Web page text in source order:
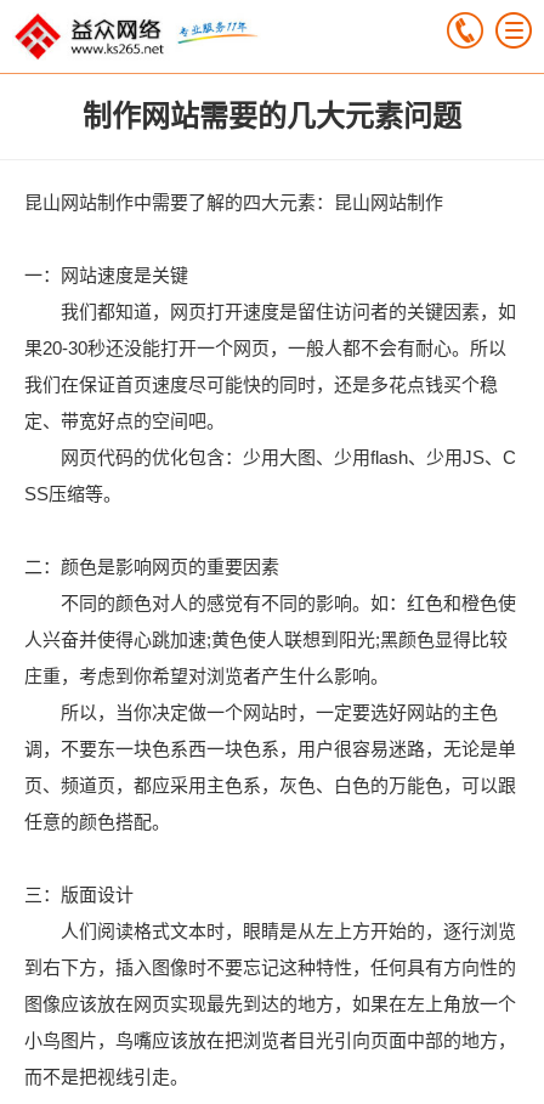
制作网站需要的几大元素问题
昆山网站制作中需要了解的四大元素：昆山网站制作
一：网站速度是关键
我们都知道，网页打开速度是留住访问者的关键因素，如
果20-30秒还没能打开一个网页，一般人都不会有耐心。所以
我们在保证首页速度尽可能快的同时，还是多花点钱买个稳
定、带宽好点的空间吧。
网页代码的优化包含：少用大图、少用flash、少用JS、C
SS压缩等。
二：颜色是影响网页的重要因素
不同的颜色对人的感觉有不同的影响。如：红色和橙色使
人兴奋并使得心跳加速;黄色使人联想到阳光;黑颜色显得比较
庄重，考虑到你希望对浏览者产生什么影响。
所以，当你决定做一个网站时，一定要选好网站的主色
调，不要东一块色系西一块色系，用户很容易迷路，无论是单
页、频道页，都应采用主色系，灰色、白色的万能色，可以跟
任意的颜色搭配。
三：版面设计
人们阅读格式文本时，眼睛是从左上方开始的，逐行浏览
到右下方，插入图像时不要忘记这种特性，任何具有方向性的
图像应该放在网页实现最先到达的地方，如果在左上角放一个
小鸟图片，鸟嘴应该放在把浏览者目光引向页面中部的地方，
而不是把视线引走。